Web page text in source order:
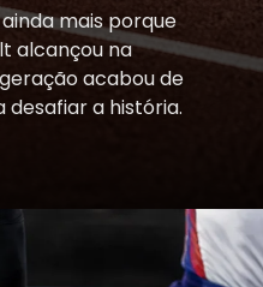
mais porque
alcançou na
acabou de
a história.